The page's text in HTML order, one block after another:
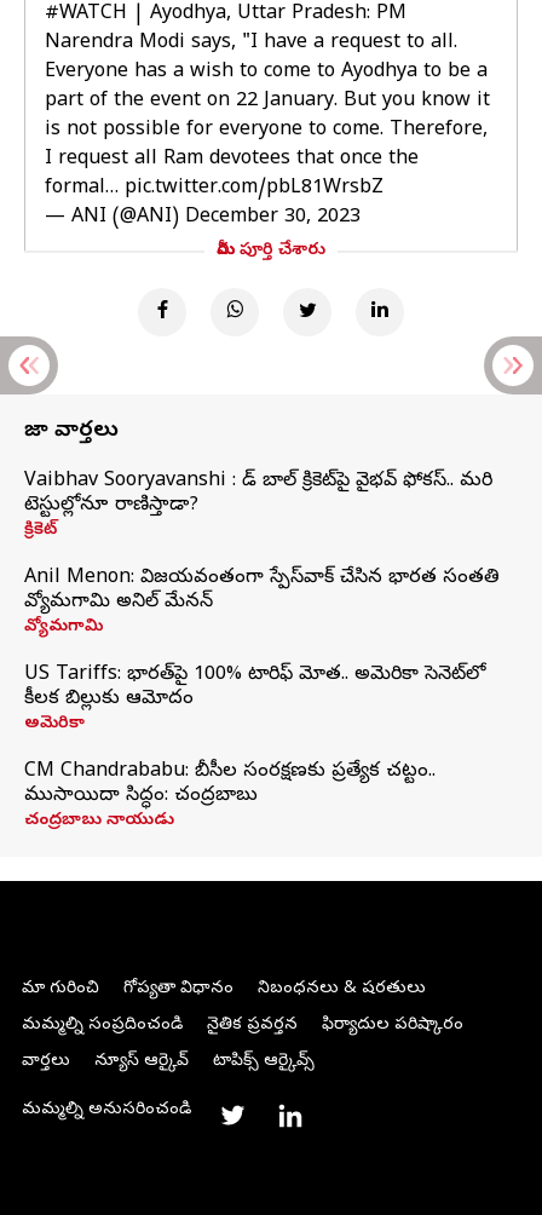
#WATCH | Ayodhya, Uttar Pradesh: PM
Narendra Modi says, "I have a request to all.
Everyone has a wish to come to Ayodhya to be a
part of the event on 22 January. But you know it
is not possible for everyone to come. Therefore,
I request all Ram devotees that once the
formal… pic.twitter.com/pbL81WrsbZ
— ANI (@ANI) December 30, 2023
మీరు పూర్తి చేశారు
తాజా వార్తలు
Vaibhav Sooryavanshi : రెడ్ బాల్ క్రికెట్‌పై వైభవ్ ఫోకస్.. మరి
టెస్టుల్లోనూ రాణిస్తాడా?
క్రికెట్
Anil Menon: విజయవంతంగా స్పేస్‌వాక్‌ చేసిన భారత సంతతి
వ్యోమగామి అనిల్‌ మేనన్
వ్యోమగామి
US Tariffs: భారత్‌పై 100% టారిఫ్‌ మోత.. అమెరికా సెనెట్‌లో
కీలక బిల్లుకు ఆమోదం
అమెరికా
CM Chandrababu: బీసీల సంరక్షణకు ప్రత్యేక చట్టం..
ముసాయిదా సిద్ధం: చంద్రబాబు
చంద్రబాబు నాయుడు
మా గురించి గోప్యతా విధానం
నిబంధనలు & షరతులు
మమ్మల్ని సంప్రదించండి
నైతిక ప్రవర్తన
ఫిర్యాదుల పరిష్కారం
వార్తలు
న్యూస్ ఆర్కైవ్ టాపిక్స్ ఆర్కైవ్స్
మమ్మల్ని అనుసరించండి